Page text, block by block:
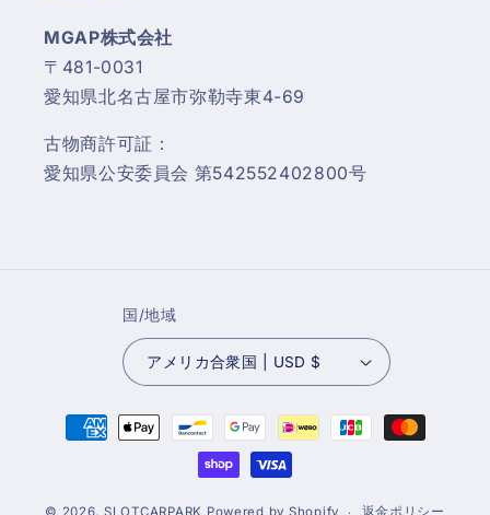
MGAP株式会社
〒481-0031
愛知県北名古屋市弥勒寺東4-69
古物商許可証：
愛知県公安委員会 第542552402800号
国/地域
アメリカ合衆国 | USD $
法